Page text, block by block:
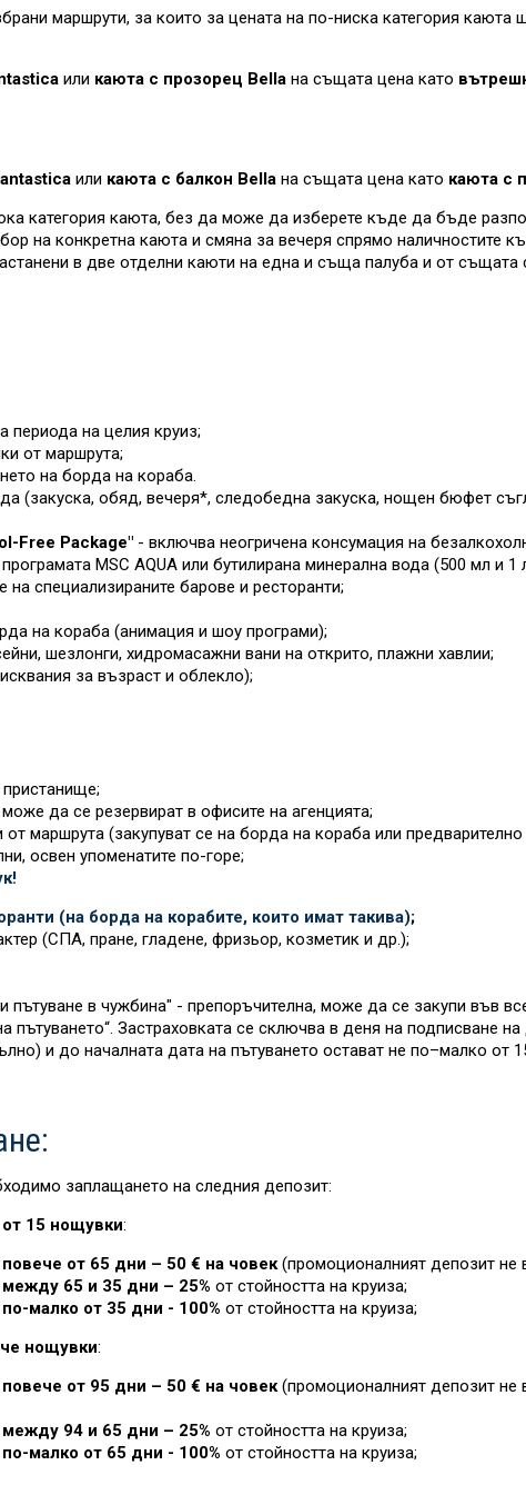
маршрути, за които за цената на по-ниска категория каюта
или каюта с прозорец Bella на същата цена като
или каюта с балкон Bella на същата цена като каюта с
категория каюта, без да може да изберете къде да бъде
на конкретна каюта и смяна за вечеря спрямо наличностите
в две отделни каюти на една и съща палуба и от същата
периода на целия круиз;
от маршрута;
на борда на кораба.
(закуска, обяд, вечеря*, следобедна закуска, нощен бюфет
Free Package" - включва неогричена консумация на
MSC AQUA или бутилирана минерална вода (500 мл и
специализираните барове и ресторанти;
на кораба (анимация и шоу програми);
шезлонги, хидромасажни вани на открито, плажни хавлии;
за възраст и облекло);
да се резервират в офисите на агенцията;
от маршрута (закупуват се на борда на кораба или
освен упоменатите по-горе;
(на борда на корабите, които имат такива);
(СПА, пране, гладене, фризьор, козметик и др.);
в чужбина" - препоръчителна, може да се закупи във
пътуването“. Застраховката се сключва в деня на подписване
и до началната дата на пътуването остават не по–малко
заплащането на следния депозит:
15 нощувки:
повече от 65 дни – 50 € на човек(промоционалният депозит не
между 65 и 35 дни – 25% от стойността на круиза;
по-малко от 35 дни - 100% от стойността на круиза;
нощувки:
повече от 95 дни – 50 € на човек(промоционалният депозит не
между 94 и 65 дни – 25% от стойността на круиза;
по-малко от 65 дни - 100% от стойността на круиза;